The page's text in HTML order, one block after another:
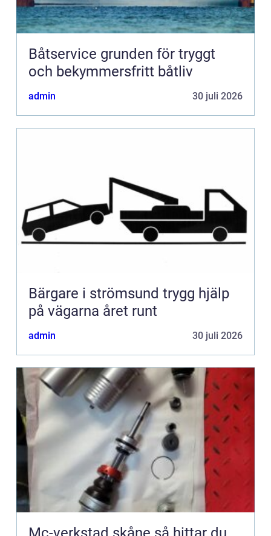
Båtservice grunden för tryggt
och bekymmersfritt båtliv
admin 30 juli 2026
Bärgare i strömsund trygg hjälp
på vägarna året runt
admin 30 juli 2026